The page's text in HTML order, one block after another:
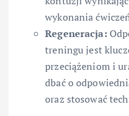
wykonania
Regeneracja:
treningu jest
przeciążeniom i
dbać o
oraz stosować